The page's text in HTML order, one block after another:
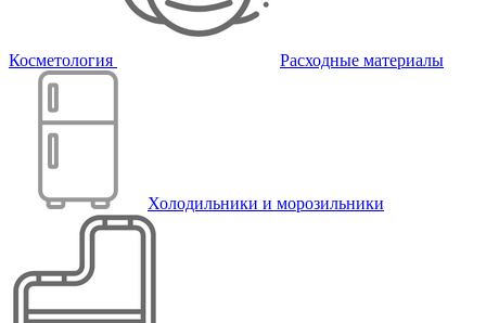
Косметология Расходные материалы
Холодильники и морозильники